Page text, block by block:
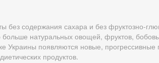
без содержания сахара и без фруктозно-
натуральных овощей, фруктов,
Украины появляются новые, прогрессивные
продуктов.